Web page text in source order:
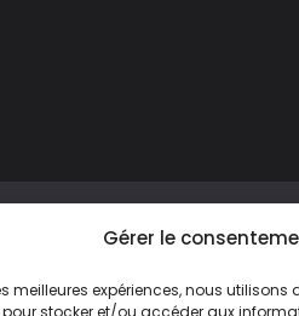
Gérer le
meilleures expériences, nous
stocker et/ou accéder aux